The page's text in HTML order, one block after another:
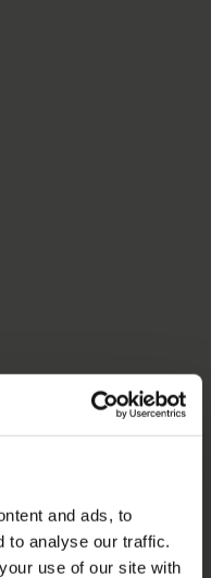
and ads, to
to analyse our traffic.
use of our site with